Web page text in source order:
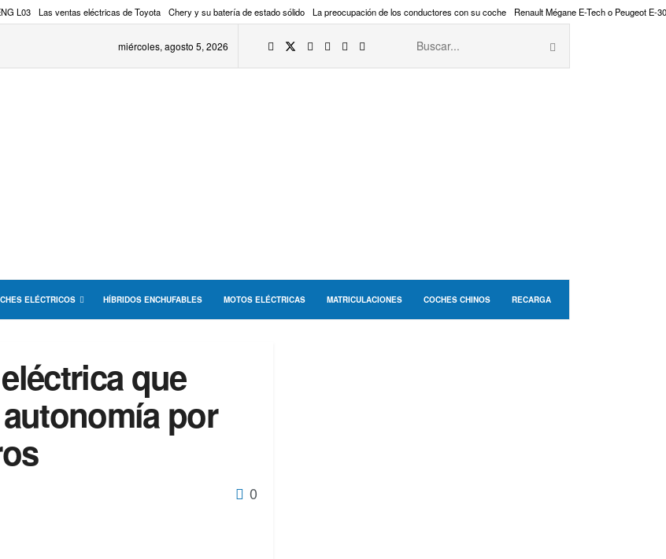
L03 Las ventas eléctricas de Toyota Chery y su batería de estado sólido La preocupación de los conductores con su coche Renault Mégane E-Tech o Peugeot E-
miércoles, agosto 5, 2026
ELÉCTRICOS HÍBRIDOS ENCHUFABLES MOTOS ELÉCTRICAS MATRICULACIONES COCHES CHINOS RECARGA
que
por
0